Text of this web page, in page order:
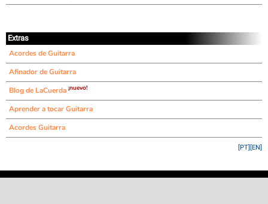
Extras
Acordes de Guitarra
Afinador de Guitarra
Blog de LaCuerda ¡nuevo!
Aprender a tocar Guitarra
Acordes Guitarra
[EN]
[PT]